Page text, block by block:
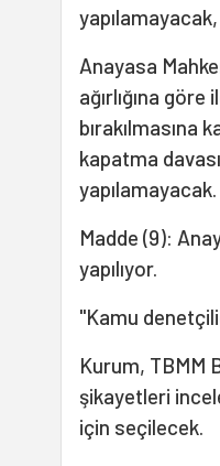
Anayasa
ağırlığına
bırakılmasına
kapatma
yapılamayacak.
Madde (9):
yapılıyor.
"Kamu
Kurum, TBMM
şikayetleri
için seçilecek.